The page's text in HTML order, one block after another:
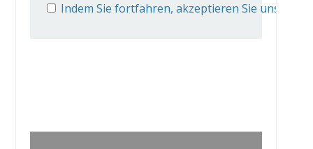
Indem Sie fortfahren, akzeptieren Sie unsere